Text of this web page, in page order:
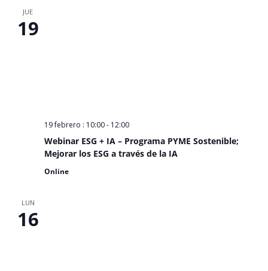
JUE
19
Webinar ESG + IA – Programa PYME Sostenible;
Mejorar los ESG a través de la IA
19 febrero : 10:00- 12:00
Online
LUN
16